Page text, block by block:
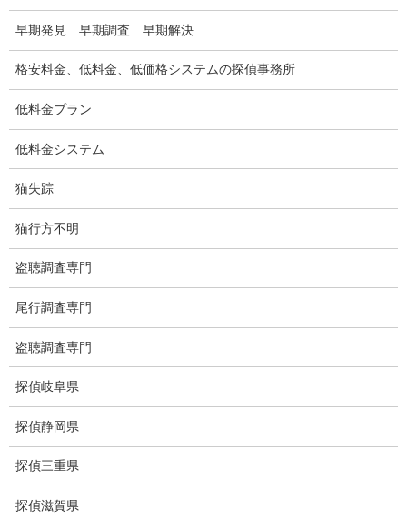
盗聴調査料金
盗聴器の種類
ご依頼の注意点
世界の盗聴事情
弊社が選ばれる理由
盗撮器
盗撮調査愛知県
電磁波測定調査
電磁波とは
ストーカー調査
待ち伏せ
早期発見 早期調査 早期解決
格安料金、低料金、低価格システムの探偵事務所
低料金プラン
低料金システム
猫失踪
猫行方不明
盗聴調査専門
尾行調査専門
盗聴調査専門
探偵岐阜県
探偵静岡県
探偵三重県
探偵滋賀県